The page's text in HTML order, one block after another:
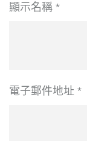
顯示名稱 *
電子郵件地址 *